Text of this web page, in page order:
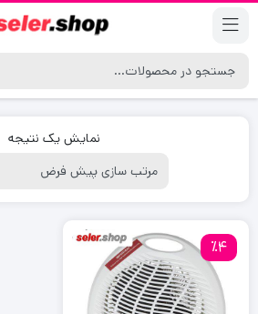
نمایش یک نتیجه
٪4